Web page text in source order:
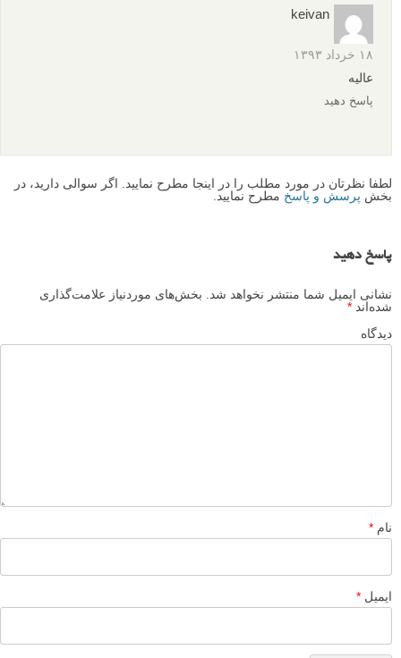
keivan
۱۸ خرداد ۱۳۹۳
عالیه
پاسخ دهید
لطفا نظرتان در مورد مطلب را در اینجا مطرح نمایید. اگر سوالی دارید، در
بخش پرسش و پاسخ مطرح نمایید.
پاسخ دهید
نشانی ایمیل شما منتشر نخواهد شد.
بخش‌های موردنیاز علامت‌گذاری
شده‌اند *
دیدگاه
نام *
ایمیل *